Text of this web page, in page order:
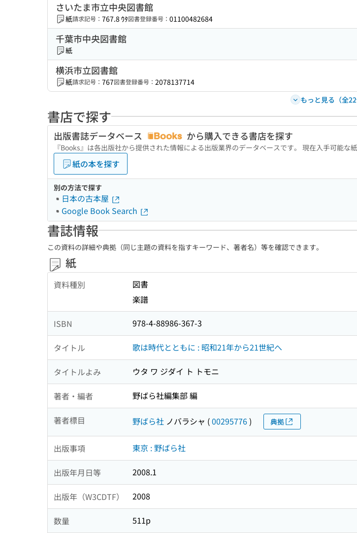
さいたま市立中央図書館
紙請求記号： 767.8 ｳﾀ図書登録番号： 01100482684
千葉市中央図書館
紙
横浜市立図書館
紙請求記号： 767図書登録番号： 2078137714
もっと見る（全22
書店で探す
出版書誌データベース から購入できる書店を探す
『Books』は各出版社から提供された情報による出版業界のデータベースです。 現在入手可能な
紙の本を探す
別の方法で探す
日本の古本屋
Google Book Search
書誌情報
この資料の詳細や典拠（同じ主題の資料を指すキーワード、著者名）等を確認できます。
紙
資料種別
図書
楽譜
ISBN 978-4-88986-367-3
タイトル 歌は時代とともに : 昭和21年から21世紀へ
タイトルよみ ウタ ワ ジダイ ト トモニ
著者・編者 野ばら社編集部 編
著者標目 野ばら社 ノバラシャ (00295776) 典拠
出版事項 東京 : 野ばら社
出版年月日等 2008.1
出版年（W3CDTF） 2008
数量 511p